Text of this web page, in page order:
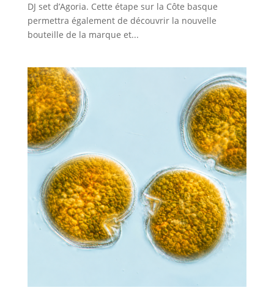
DJ set d’Agoria. Cette étape sur la Côte basque
permettra également de découvrir la nouvelle
bouteille de la marque et...